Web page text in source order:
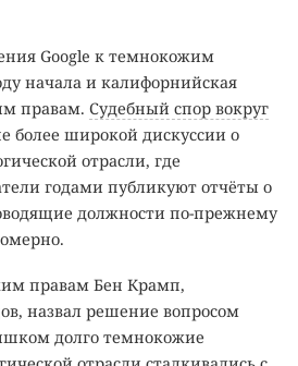
Google к темнокожим
начала и калифорнийская
правам. Судебный спор вокруг
более широкой дискуссии о
отрасли, где
годами публикуют отчёты о
должности по-прежнему
правам Бен Крамп,
назвал решение вопросом
долго темнокожие